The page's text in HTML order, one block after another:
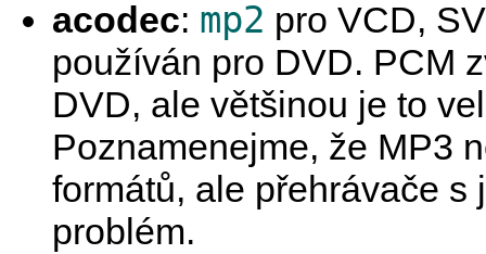
acodec: mp2 pro VCD,
používán pro DVD. PCM
DVD, ale většinou je to
Poznamenejme, že MP3
formátů, ale přehrávače
problém.